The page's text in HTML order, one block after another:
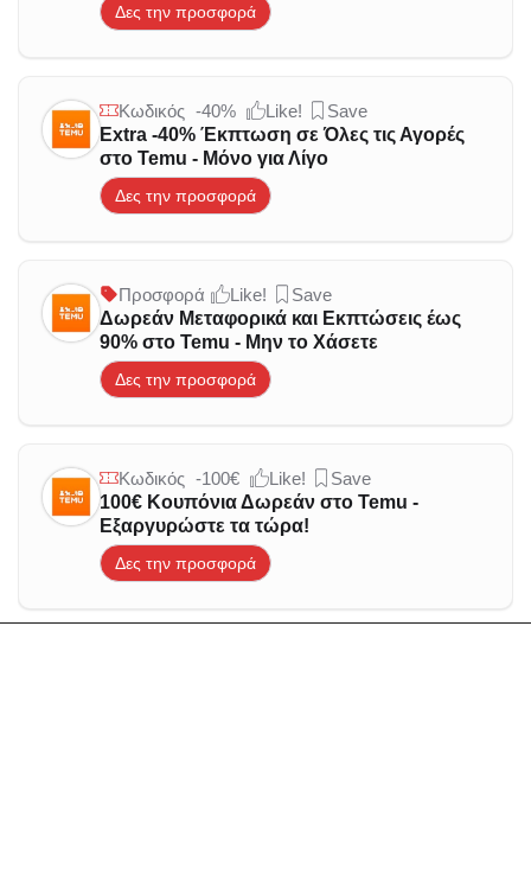
Δες την προσφορά
Κωδικός -40% Like!
Save
Extra -40% Έκπτωση σε Όλες τις Αγορές
στο Temu - Μόνο για Λίγο
Δες την προσφορά
Προσφορά Like!
Save
Δωρεάν Μεταφορικά και Εκπτώσεις έως
90% στο Temu - Μην το Χάσετε
Δες την προσφορά
Κωδικός -100€ Like!
Save
100€ Κουπόνια Δωρεάν στο Temu -
Εξαργυρώστε τα τώρα!
Δες την προσφορά